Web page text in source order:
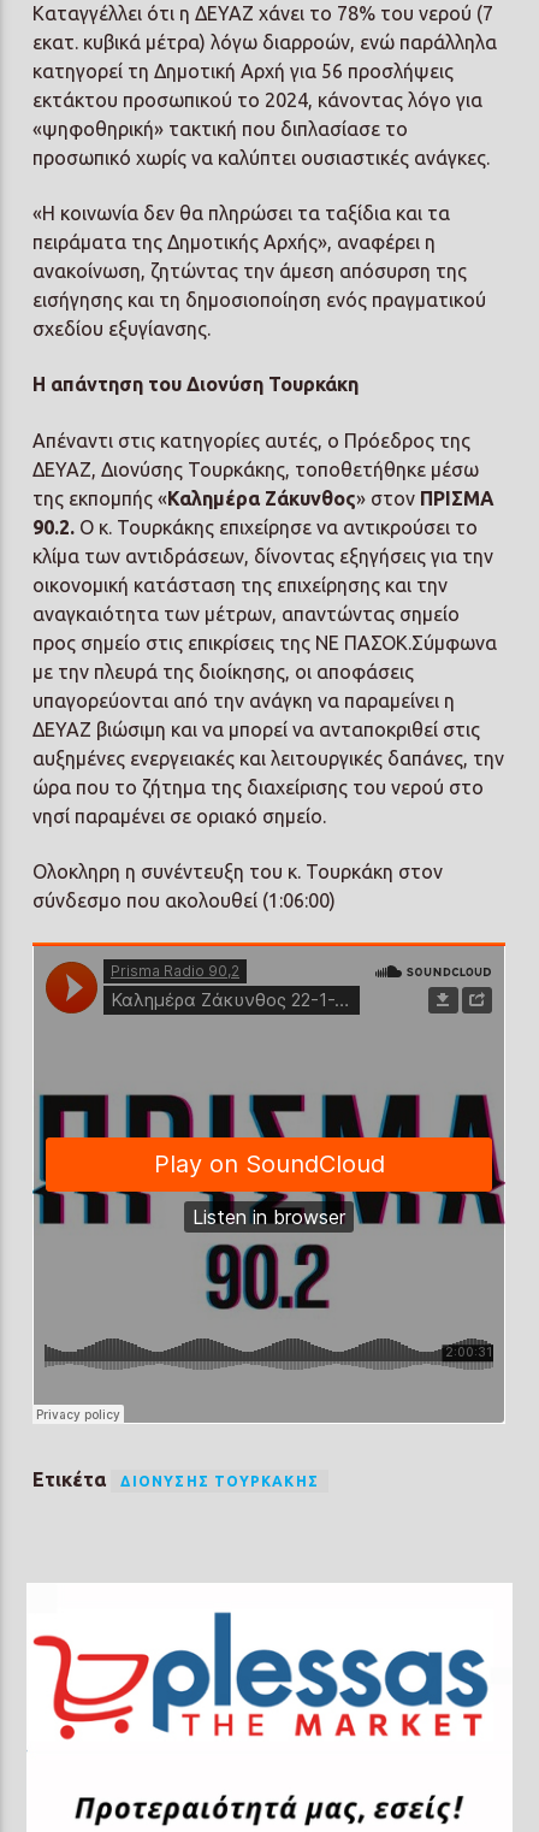
Καταγγέλλει ότι η ΔΕΥΑΖ χάνει το 78% του νερού (7
εκατ. κυβικά μέτρα) λόγω διαρροών, ενώ παράλληλα
κατηγορεί τη Δημοτική Αρχή για 56 προσλήψεις
εκτάκτου προσωπικού το 2024, κάνοντας λόγο για
«ψηφοθηρική» τακτική που διπλασίασε το
προσωπικό χωρίς να καλύπτει ουσιαστικές ανάγκες.
«Η κοινωνία δεν θα πληρώσει τα ταξίδια και τα
πειράματα της Δημοτικής Αρχής», αναφέρει η
ανακοίνωση, ζητώντας την άμεση απόσυρση της
εισήγησης και τη δημοσιοποίηση ενός πραγματικού
σχεδίου εξυγίανσης.
Η απάντηση του Διονύση Τουρκάκη
Απέναντι στις κατηγορίες αυτές, ο Πρόεδρος της
ΔΕΥΑΖ, Διονύσης Τουρκάκης, τοποθετήθηκε μέσω
της εκπομπής «Καλημέρα Ζάκυνθος» στον ΠΡΙΣΜΑ
90.2. Ο κ. Τουρκάκης επιχείρησε να αντικρούσει το
κλίμα των αντιδράσεων, δίνοντας εξηγήσεις για την
οικονομική κατάσταση της επιχείρησης και την
αναγκαιότητα των μέτρων, απαντώντας σημείο
προς σημείο στις επικρίσεις της ΝΕ ΠΑΣΟΚ.Σύμφωνα
με την πλευρά της διοίκησης, οι αποφάσεις
υπαγορεύονται από την ανάγκη να παραμείνει η
ΔΕΥΑΖ βιώσιμη και να μπορεί να ανταποκριθεί στις
αυξημένες ενεργειακές και λειτουργικές δαπάνες, την
ώρα που το ζήτημα της διαχείρισης του νερού στο
νησί παραμένει σε οριακό σημείο.
Ολοκληρη η συνέντευξη του κ. Τουρκάκη στον
σύνδεσμο που ακολουθεί (1:06:00)
Ετικέτα ΔΙΟΝΎΣΗΣ ΤΟΥΡΚΆΚΗΣ